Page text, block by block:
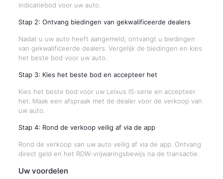
indicatiebod voor uw auto.
Stap 2: Ontvang biedingen van gekwalificeerde dealers
Nadat u uw auto heeft aangemeld, ontvangt u biedingen
van gekwalificeerde dealers. Vergelijk de biedingen en kies
het beste bod voor uw auto.
Stap 3: Kies het beste bod en accepteer het
Kies het beste bod voor uw Lelxus IS-serie en accepteer
het. Maak een afspraak met de dealer voor de verkoop van
uw auto.
Stap 4: Rond de verkoop veilig af via de app
Rond de verkoop van uw auto veilig af via de app. Ontvang
direct geld en het RDW-vrijwaringsbewijs na de transactie.
Uw voordelen